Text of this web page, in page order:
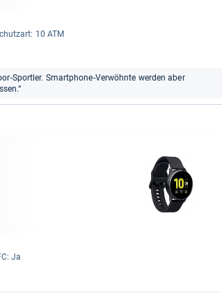
10 ATM
Sportler. Smartphone-Verwöhnte werden aber
Ja